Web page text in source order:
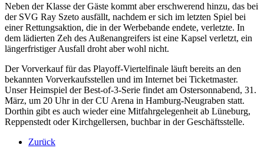
Neben der Klasse der Gäste kommt aber erschwerend hinzu, das bei
der SVG Ray Szeto ausfällt, nachdem er sich im letzten Spiel bei
einer Rettungsaktion, die in der Werbebande endete, verletzte. In
dem lädierten Zeh des Außenangreifers ist eine Kapsel verletzt, ein
längerfristiger Ausfall droht aber wohl nicht.
Der Vorverkauf für das Playoff-Viertelfinale läuft bereits an den
bekannten Vorverkaufsstellen und im Internet bei Ticketmaster.
Unser Heimspiel der Best-of-3-Serie findet am Ostersonnabend, 31.
März, um 20 Uhr in der CU Arena in Hamburg-Neugraben statt.
Dorthin gibt es auch wieder eine Mitfahrgelegenheit ab Lüneburg,
Reppenstedt oder Kirchgellersen, buchbar in der Geschäftsstelle.
Zurück